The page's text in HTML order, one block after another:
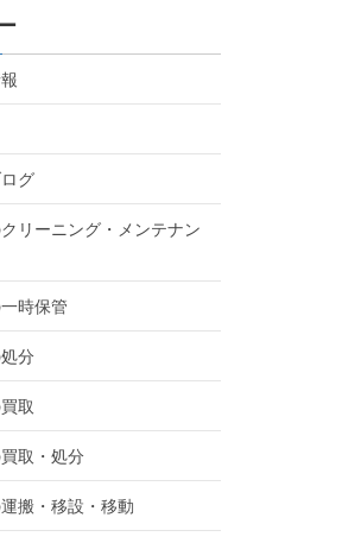
グ
リーニング・メンテナン
時保管
分
取
取・処分
搬・移設・移動